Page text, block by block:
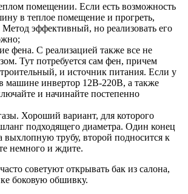
помещении. Если есть возможность
в теплое помещение и прогреть,
Метод эффективный, но реализовать его
фена. С реализацией также все не
Тут потребуется сам фен, причем
и источник питания. Если у
в машине инвертор 12В-220В, а также
и начинайте постепенно
Хороший вариант, для которого
подходящего диаметра. Один конец
выхлопную трубу, второй подносится к
немного и ждите.
советуют открывать бак из салона,
боковую обшивку.